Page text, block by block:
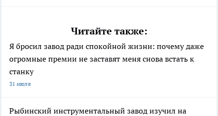
Читайте также:
Я бросил завод ради спокойной жизни: почему даже
огромные премии не заставят меня снова встать к
станку
31 июля
Рыбинский инструментальный завод изучил на